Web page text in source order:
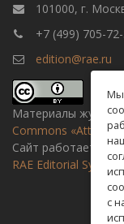
101000, г.
+7 (499) 705-
edition@rae.ru
Материалы
Commons
Сайт работает на
RAE Editorial System
Мы
с